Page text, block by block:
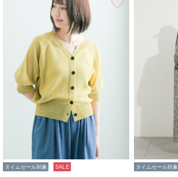
タイムセール対象 SALE タイムセール対象